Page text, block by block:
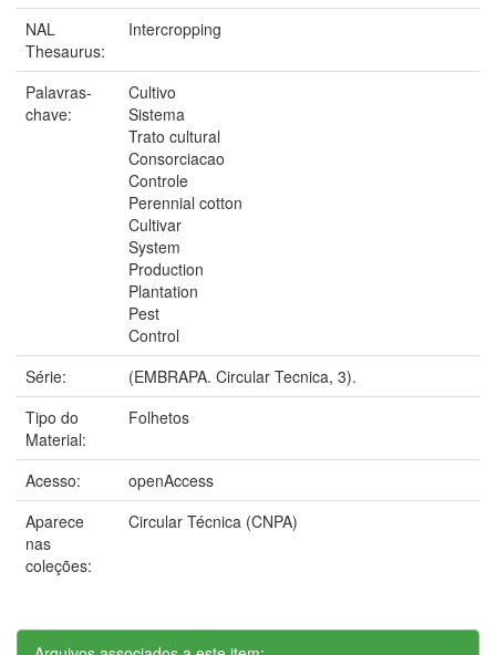
NAL
Thesaurus:
Intercropping
Palavras-
chave:
Cultivo
Sistema
Trato cultural
Consorciacao
Controle
Perennial cotton
Cultivar
System
Production
Plantation
Pest
Control
Série:
(EMBRAPA. Circular Tecnica, 3).
Tipo do
Material:
Folhetos
Acesso:
openAccess
Aparece
nas
coleções:
Circular Técnica (CNPA)